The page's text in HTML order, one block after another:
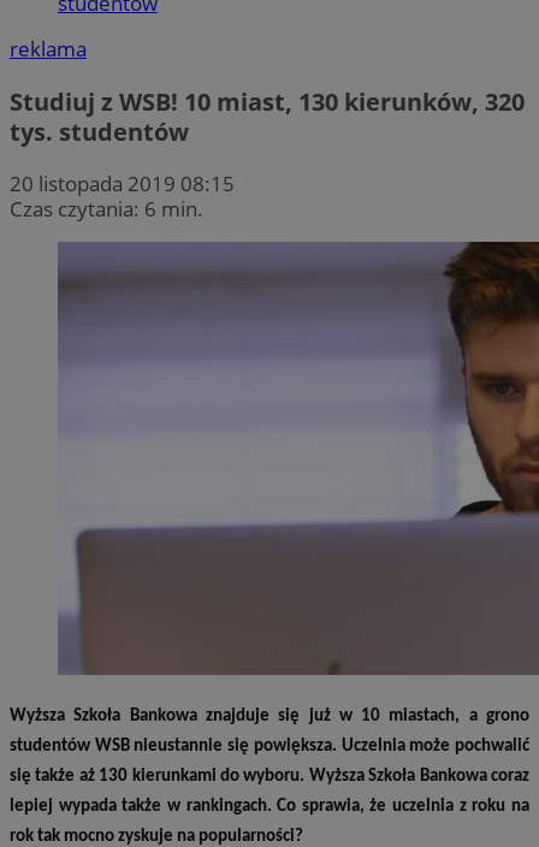
reklama
Studiuj z WSB! 10 miast, 130 kierunków, 320
tys. studentów
20 listopada 2019 08:15
Czas czytania: 6 min.
Wyższa Szkoła Bankowa znajduje się już w 10 miastach, a grono
studentów WSB nieustannie się powiększa. Uczelnia może pochwalić
się także aż 130 kierunkami do wyboru. Wyższa Szkoła Bankowa coraz
lepiej wypada także w rankingach. Co sprawia, że uczelnia z roku na
rok tak mocno zyskuje na popularności?